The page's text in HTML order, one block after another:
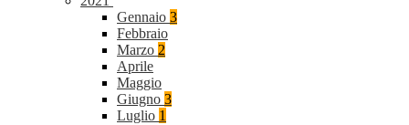
Gennaio 3
Febbraio
Marzo 2
Aprile
Maggio
Giugno 3
Luglio 1